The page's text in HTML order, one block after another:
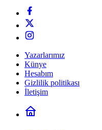
Yazarlarımız
Künye
Hesabım
Gizlilik politikası
İletişim